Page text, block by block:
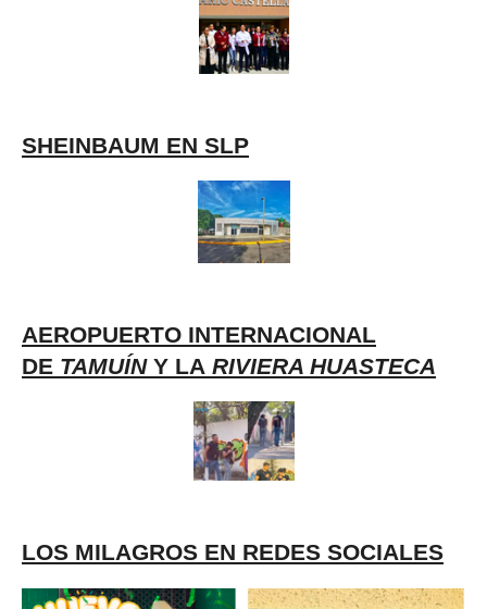
SHEINBAUM EN SLP
AEROPUERTO INTERNACIONAL
DE TAMUÍNY LA RIVIERA HUASTECA
LOS MILAGROS EN REDES SOCIALES